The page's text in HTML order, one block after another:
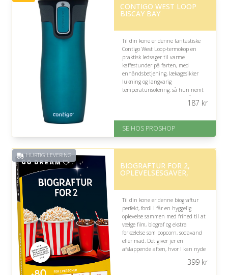
CONTIGO WEST LOOP
BISCAY BAY
Til din kone er denne fantastiske
Contigo West Loop-termokop en
praktisk ledsager til varme
kaffestunder på farten, med
enhåndsbetjening, lækagesikker
lukning og langvarig
temperaturisolering, så hun nemt
kan nyde sin yndlingsdrik på vej til
arbejde, under rejser eller på
Fremragende Trustpilot rating
på 4.4 ud af 5
187 kr
SE HOS PROSHOP
HURTIG LEVERING
BIOGRAFTUR FOR 2,
OPLEVELSESGAVER,
Til din kone er denne biograftur
perfekt, fordi I får en hyggelig
oplevelse sammen med frihed til at
vælge film, biograf og ekstra
forkælelse som popcorn, sodavand
eller mad. Det giver jer en
afslappende aften, hvor I kan nyde
399kr